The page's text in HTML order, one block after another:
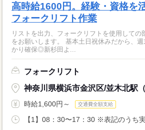
高時給1600円。経験・資格を
フォークリフト作業
リストを出力、フォークリフトを使用しての
をお願いします。 基本土日祝休みだから、
かり確保◎新杉田よ...
フォークリフト
神奈川県横浜市金沢区/並木北駅
時給1,600円～ 交通費全額支給
【1】08：30〜17：30 ※表記のうち